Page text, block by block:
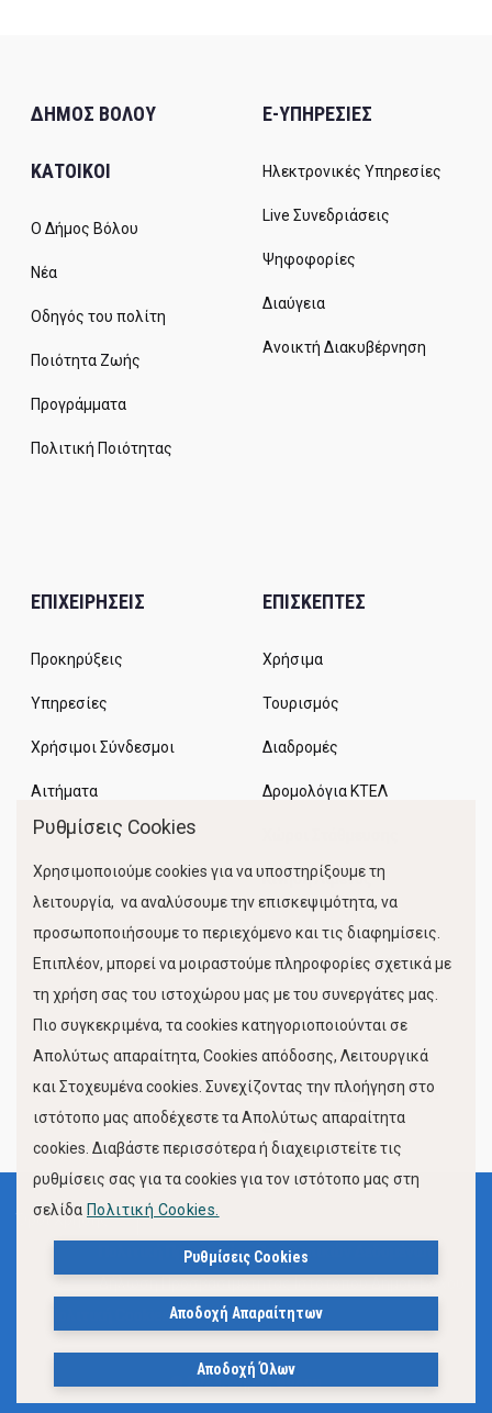
ΔΗΜΟΣ ΒΟΛΟΥ
ΚΑΤΟΙΚΟΙ
Ο Δήμος Βόλου
Νέα
Οδηγός του πολίτη
Ποιότητα Ζωής
Προγράμματα
Πολιτική Ποιότητας
E-ΥΠΗΡΕΣΙΕΣ
Ηλεκτρονικές Υπηρεσίες
Live Συνεδριάσεις
Ψηφοφορίες
Διαύγεια
Ανοικτή Διακυβέρνηση
ΕΠΙΧΕΙΡΗΣΕΙΣ
Προκηρύξεις
Υπηρεσίες
Χρήσιμοι Σύνδεσμοι
Αιτήματα
ΕΠΙΣΚΕΠΤΕΣ
Χρήσιμα
Τουρισμός
Διαδρομές
Δρομολόγια ΚΤΕΛ
Κίνηση Λιμένος
FOLLOW US
© 2023, Δήμος Βόλου
Όροι Χρήσης
Πολιτική Προστασίας Προσωπικών Δεδομένων
Πολιτική Cookies
Ρυθμίσεις Cookies
Χρησιμοποιούμε cookies για να υποστηρίξουμε τη
λειτουργία, να αναλύσουμε την επισκεψιμότητα, να
προσωποποιήσουμε το περιεχόμενο και τις διαφημίσεις.
Επιπλέον, μπορεί να μοιραστούμε πληροφορίες σχετικά με
τη χρήση σας του ιστοχώρου μας με του συνεργάτες μας.
Πιο συγκεκριμένα, τα cookies κατηγοριοποιούνται σε
Απολύτως απαραίτητα, Cookies απόδοσης, Λειτουργικά
και Στοχευμένα cookies. Συνεχίζοντας την πλοήγηση στο
ιστότοπο μας αποδέχεστε τα Απολύτως απαραίτητα
cookies. Διαβάστε περισσότερα ή διαχειριστείτε τις
ρυθμίσεις σας για τα cookies για τον ιστότοπο μας στη
σελίδα Πολιτική Cookies.
Ρυθμίσεις Cookies
Αποδοχή Απαραίτητων
Αποδοχή Όλων